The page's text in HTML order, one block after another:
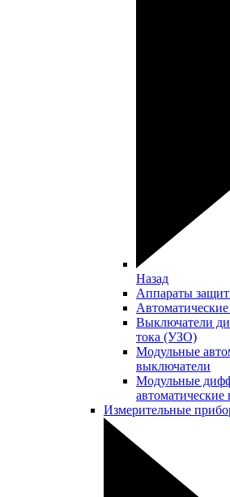
Назад
Аппараты
Выключатели
тока (УЗО)
Модульные
выключатели
Модульные
Измерительные